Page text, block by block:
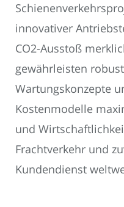
innovativer
CO2-Ausstoß
gewährleisten
Wartungskonzepte
Kostenmodelle
und
Frachtverkehr und
Kundendienst